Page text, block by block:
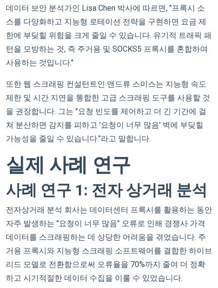
데이터 보안 분석가인 Lisa Chen 박사에 따르면, "프록시 소
스를 다양화하고 지능형 로테이션 전략을 구현하면 요금 제
한에 부딪힐 위험을 크게 줄일 수 있습니다. 유기적 트래픽 패
턴을 모방하는 것, 즉 주거용 및 SOCKS5 프록시를 혼합하여
사용하는 것입니다."
또한 웹 스크래핑 컨설턴트인 앤드류 스미스는 지능형 속도
제한 및 시간 지연을 통합한 고급 스크래핑 도구를 사용할 것
을 권장합니다. 그는 "요청 빈도를 제어하고 더 긴 기간에 걸
쳐 분산하면 감지를 피하고 '요청이 너무 많음' 벽에 부딪힐
가능성을 줄일 수 있습니다."라고 말합니다.
실제 사례 연구
사례 연구 1: 전자 상거래 분석
전자상거래 분석 회사는 데이터센터 프록시를 활용하는 동안
자주 발생하는 "요청이 너무 많음" 오류로 인해 경쟁사 가격
데이터를 스크래핑하는 데 상당한 어려움을 겪었습니다. 주
거용 프록시와 지능형 스크래핑 소프트웨어를 결합한 하이브
리드 모델로 전환함으로써 오류율을 70%까지 줄여 더 정확
하고 시기적절한 데이터 수집을 이룰 수 있었습니다.